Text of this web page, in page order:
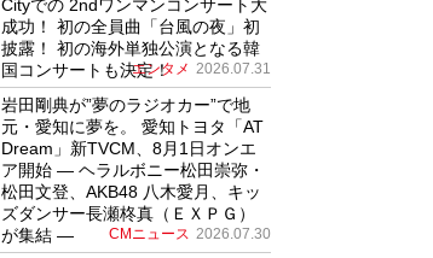
Cityでの 2ndワンマンコンサート大
成功！ 初の全員曲「台風の夜」初
披露！ 初の海外単独公演となる韓
国コンサートも決定！
エンタメ 2026.07.31
岩田剛典が”夢のラジオカー”で地
元・愛知に夢を。 愛知トヨタ「AT
Dream」新TVCM、8月1日オンエ
ア開始 ― ヘラルボニー松田崇弥・
松田文登、AKB48 八木愛月、キッ
ズダンサー長瀬柊真（ＥＸＰＧ）
が集結 ―
CMニュース 2026.07.30